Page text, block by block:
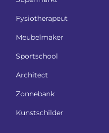
Fysiotherapeut
Meubelmaker
Sportschool
Architect
Zonnebank
Kunstschilder